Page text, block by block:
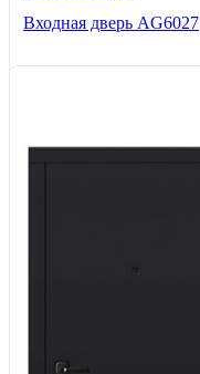
Входная дверь AG6027